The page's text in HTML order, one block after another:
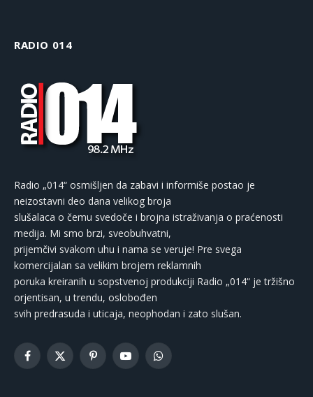
RADIO 014
Radio „014“ osmišljen da zabavi i informiše postao je
neizostavni deo dana velikog broja
slušalaca o čemu svedoče i brojna istraživanja o praćenosti
medija. Mi smo brzi, sveobuhvatni,
prijemčivi svakom uhu i nama se veruje! Pre svega
komercijalan sa velikim brojem reklamnih
poruka kreiranih u sopstvenoj produkciji Radio „014“ je tržišno
orjentisan, u trendu, oslobođen
svih predrasuda i uticaja, neophodan i zato slušan.
Facebook
X
PinterestYouTubeWhatsApp